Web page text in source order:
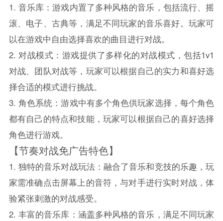
1. 音乐库：游戏内置了多种风格的音乐，包括流行、摇
滚、电子、古典等，满足不同玩家的音乐喜好。玩家可
以在游戏中自由选择喜欢的曲目进行对战。
2. 对战模式：游戏提供了多样化的对战模式，包括1v1
对战、团队对战等，玩家可以根据自己的实力和喜好选
择合适的模式进行挑战。
3. 角色系统：游戏中有多个角色供玩家选择，每个角色
都有自己的特点和技能，玩家可以根据自己的喜好选择
角色进行游戏。
【节奏对战免广告特色】
1. 独特的音乐对战玩法：融合了音乐和竞技的乐趣，玩
家需准确点击屏幕上的音符，与对手进行实时对战，体
验紧张刺激的对战感受。
2. 丰富的音乐库：涵盖多种风格的音乐，满足不同玩家